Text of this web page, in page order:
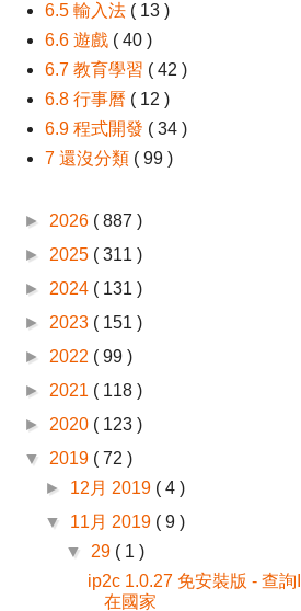
6.5 輸入法 ( 13 )
6.6 遊戲 ( 40 )
6.7 教育學習 ( 42 )
6.8 行事曆 ( 12 )
6.9 程式開發 ( 34 )
7 還沒分類 ( 99 )
► 2026 ( 887 )
► 2025 ( 311 )
► 2024 ( 131 )
► 2023 ( 151 )
► 2022 ( 99 )
► 2021 ( 118 )
► 2020 ( 123 )
▼ 2019 ( 72 )
► 12月 2019 ( 4 )
▼ 11月 2019 ( 9 )
▼ 29 ( 1 )
ip2c 1.0.27 免安裝版 - 查詢
在國家